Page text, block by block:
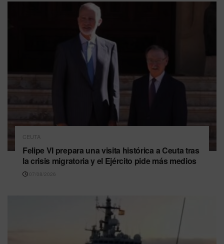
CEUTA
Felipe VI prepara una visita histórica a Ceuta tras
la crisis migratoria y el Ejército pide más medios
07/08/2026